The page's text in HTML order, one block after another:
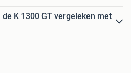
K 1300 GT vergeleken met